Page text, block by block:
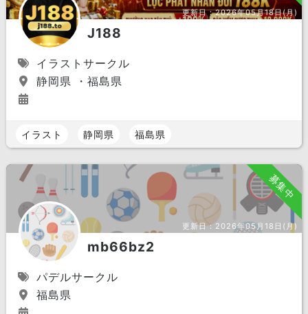
更新日：2026年05月18日(月)
J188
イラストサークル
静岡県 ・福島県
イラスト 静岡県 福島県
募集中
更新日： 2026年05月18日(月)
mb66bz2
パデルサークル
福島県